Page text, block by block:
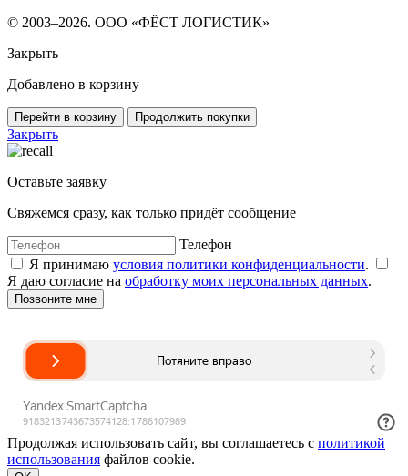
© 2003–2026. ООО «ФЁСТ ЛОГИСТИК»
Закрыть
Добавлено в корзину
Перейти в корзину Продолжить покупки
Закрыть
Оставьте заявку
Свяжемся сразу, как только придёт сообщение
Телефон
Я принимаю условия политики конфиденциальности.
Я даю согласие на обработку моих персональных данных.
Продолжая использовать сайт, вы соглашаетесь с политикой
использования файлов cookie.